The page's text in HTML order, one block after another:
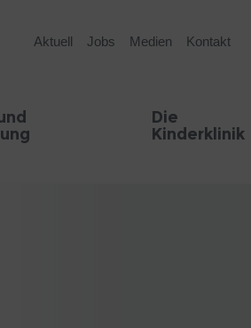
Aktuell Jobs Medien Kontakt
Die
Kinderklinik